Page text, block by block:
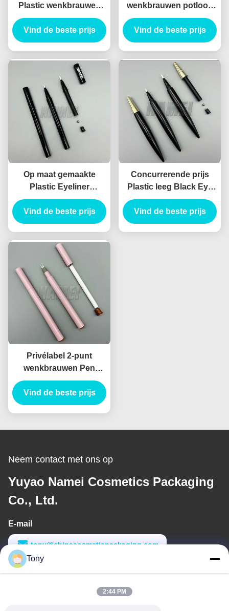
Plastic wenkbrauwen
potlood Verpakking
Vloeibare Eyeliner
Potlood container
Vind de beste prijs
wenkbrauwen potlood
en eyeliner aanpassen
drukken lege
wenkbrauwen potlood
container
Vind de beste prijs
Op maat gemaakte
Plastic Eyeliner
Verpakking Leeg
Eyeliner Fles Privé
Logo Leeg Eyeliner
Vind de beste prijs
Concurrerende prijs
Plastic leeg Black Eye
Liner Potlood Tube
Leeg Eyeliner Pen
Vind de beste prijs
Privélabel 2-punt
wenkbrauwen Pen
Custom Tube Brow
Collection Sculpt
Pomade Brow Pen
Vind de beste prijs
Neem contact met ons op
Yuyao Namei Cosmetics Packaging
Co., Ltd.
E-mail
tony@chinacosmeticpackaging.com
Werktijd
Tony
2:44 PM